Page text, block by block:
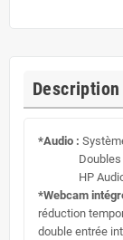
Description
*Audio :
Doubles
HP Audio
*Webcam
réduction
double entrée